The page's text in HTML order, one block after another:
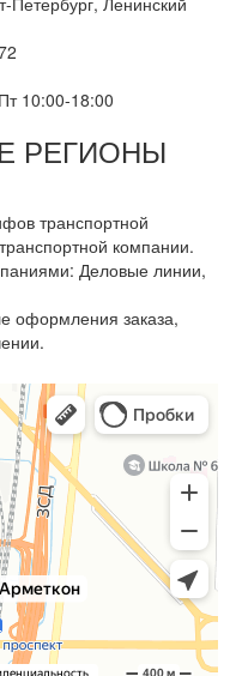
10:00-18:00
РЕГИОНЫ
транспортной
компании.
Деловые линии,
оформления заказа,